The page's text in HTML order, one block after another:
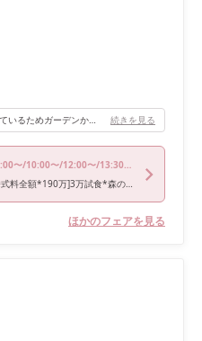
披露宴会場も前方はガラス張りになっているためガーデンからの入場演出がおすすめです！また、会場全体がナチュラルな雰囲気なのでどんなアイテムを使ってもお洒落になります！ 続きを見る
〜/10:00〜/12:00〜/13:30〜/18:00〜
夏Fes初日*12万ギフト[挙式料全額*190万]3万試食*森のチャペル
ほかのフェアを見る